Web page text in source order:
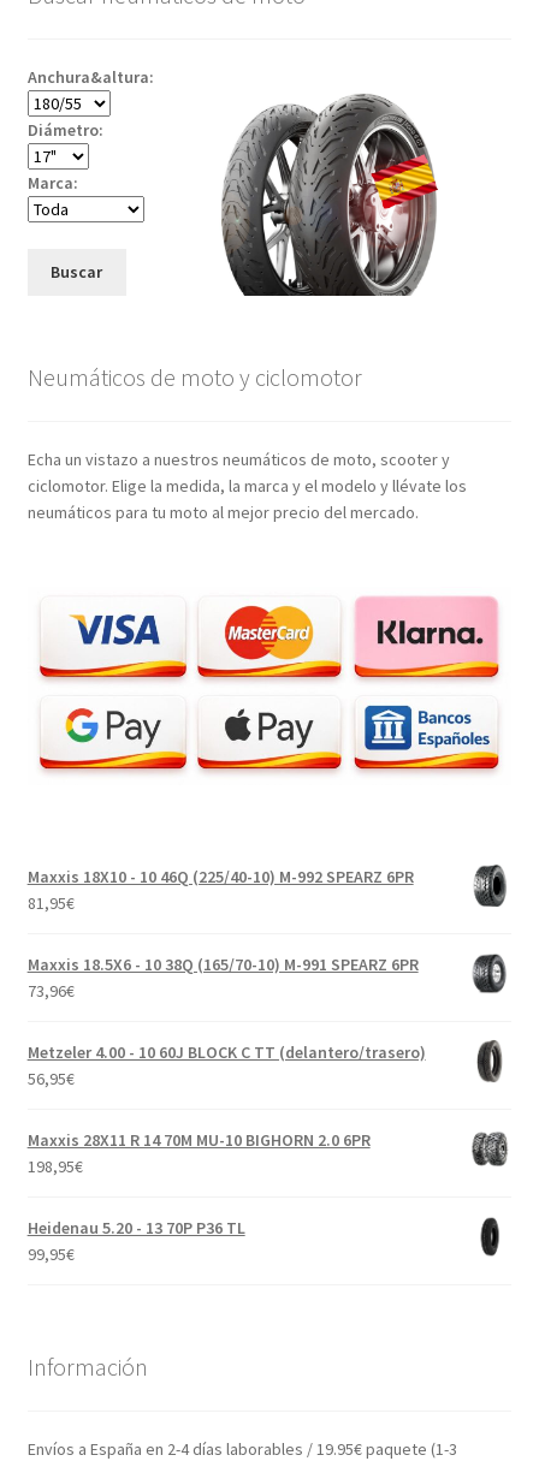
Anchura&altura:
Diámetro:
Marca:
Buscar
Neumáticos de moto y ciclomotor
Echa un vistazo a nuestros neumáticos de moto, scooter y
ciclomotor. Elige la medida, la marca y el modelo y llévate los
neumáticos para tu moto al mejor precio del mercado.
Maxxis 18X10 - 10 46Q (225/40-10) M-992 SPEARZ 6PR
81,95€
Maxxis 18.5X6 - 10 38Q (165/70-10) M-991 SPEARZ 6PR
73,96€
Metzeler 4.00 - 10 60J BLOCK C TT (delantero/trasero)
56,95€
Maxxis 28X11 R 14 70M MU-10 BIGHORN 2.0 6PR
198,95€
Heidenau 5.20 - 13 70P P36 TL
99,95€
Información
Envíos a España en 2-4 días laborables / 19.95€ paquete (1-3